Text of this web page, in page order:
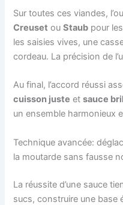
Sur toutes ces viandes,
Creuset ouStaub pour
les saisies vives, une
cordeau. La précision de
Au final, l’accord réussi
cuisson juste etsauce
un ensemble harmonieux
Technique avancée:
la moutarde sans fausse
La réussite d’une sauce
sucs, construire une base